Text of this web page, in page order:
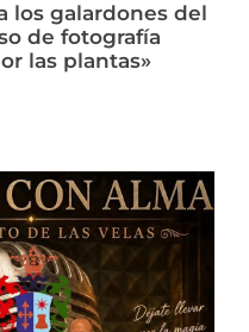
los galardones del
de fotografía
las plantas»